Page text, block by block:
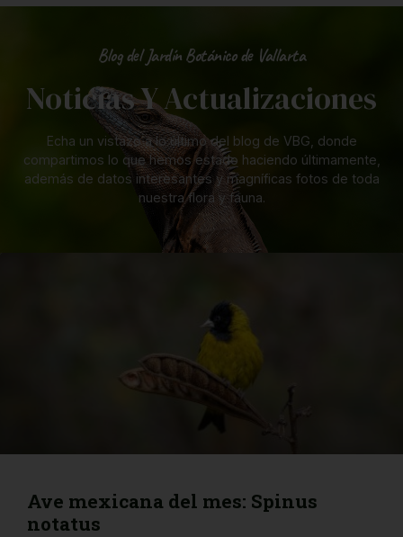
Blog del Jardín Botánico de Vallarta
Noticias Y Actualizaciones
Echa un vistazo a lo último del blog de VBG, donde
compartimos lo que hemos estado haciendo últimamente,
además de datos interesantes y magníficas fotos de toda
nuestra flora y fauna.
Ave mexicana del mes: Spinus
notatus